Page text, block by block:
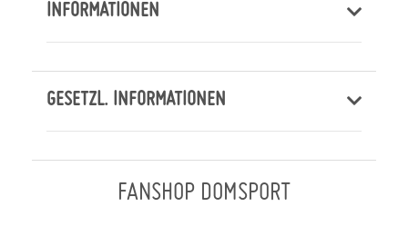
INFORMATIONEN
GESETZL. INFORMATIONEN
FANSHOP DOMSPORT